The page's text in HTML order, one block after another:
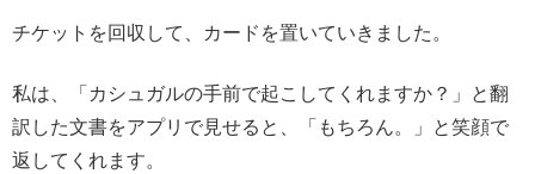
チケットを回収して、カードを置いていきました。
私は、「カシュガルの手前で起こしてくれますか？」と翻
訳した文書をアプリで見せると、「もちろん。」と笑顔で
返してくれます。